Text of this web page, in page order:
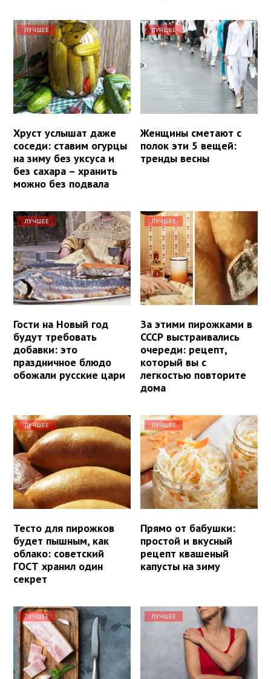
ЛУЧШЕЕ
Хруст услышат даже
соседи: ставим огурцы
на зиму без уксуса и
без сахара – хранить
можно без подвала
ЛУЧШЕЕ
Женщины сметают с
полок эти 5 вещей:
тренды весны
ЛУЧШЕЕ
Гости на Новый год
будут требовать
добавки: это
праздничное блюдо
обожали русские цари
ЛУЧШЕЕ
За этими пирожками в
СССР выстраивались
очереди: рецепт,
который вы с
легкостью повторите
дома
ЛУЧШЕЕ
Тесто для пирожков
будет пышным, как
облако: советский
ГОСТ хранил один
секрет
ЛУЧШЕЕ
Прямо от бабушки:
простой и вкусный
рецепт квашеный
капусты на зиму
ЛУЧШЕЕ ЛУЧШЕЕ